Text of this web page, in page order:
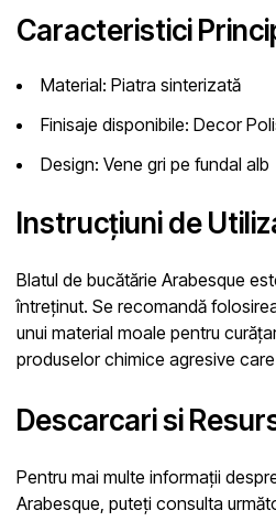
Caracteristici
Material: Piatra sinterizată
Finisaje disponibile: Decor
Design: Vene gri pe fundal alb
Instrucțiuni de
Blatul de bucătărie Arabesque
întreținut. Se recomandă
unui material moale pentru
produselor chimice agresive
Descarcari si
Pentru mai multe informații
Arabesque, puteți consulta